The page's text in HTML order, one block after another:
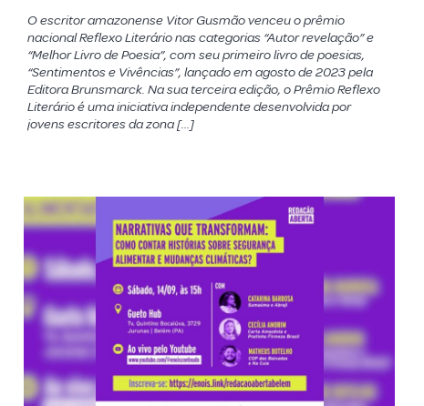
O escritor amazonense Vitor Gusmão venceu o prêmio
nacional Reflexo Literário nas categorias “Autor revelação” e
“Melhor Livro de Poesia”, com seu primeiro livro de poesias,
“Sentimentos e Vivências”, lançado em agosto de 2023 pela
Editora Brunsmarck. Na sua terceira edição, o Prêmio Reflexo
Literário é uma iniciativa independente desenvolvida por
jovens escritores da zona […]